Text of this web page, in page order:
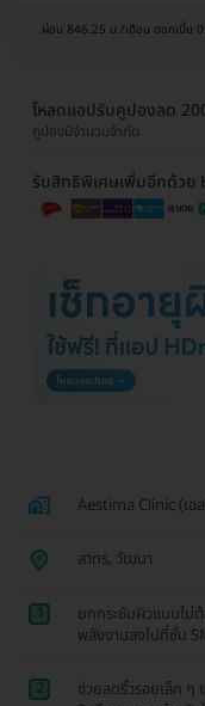
ผ่อน 846.25 บ./เดือน ดอกเบี้ย
โหลดแอปรับคูปองลด
คูปองมีจำนวนจำกัด
รับสิทธิพิเศษเพิ่มอีกด้วย
Aestima Clinic (เอ
สาทร, วัฒนา
1
ยกกระชับผิวแบบไ
พลังงานลงไปที่ชั้น
2
ช่วยลดริ้วรอยเล็ก ๆ